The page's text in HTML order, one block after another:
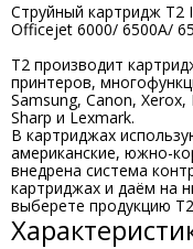
Струйный картридж T2
Officejet 6000/ 6500A/
T2 производит
принтеров,
Samsung, Canon,
Sharp и Lexmark.
В картриджах
американские, южно-
внедрена система
картриджах и даём на
выберете продукцию